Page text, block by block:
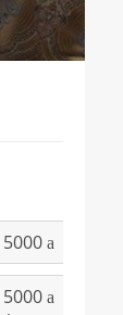
5000 a
5000 a